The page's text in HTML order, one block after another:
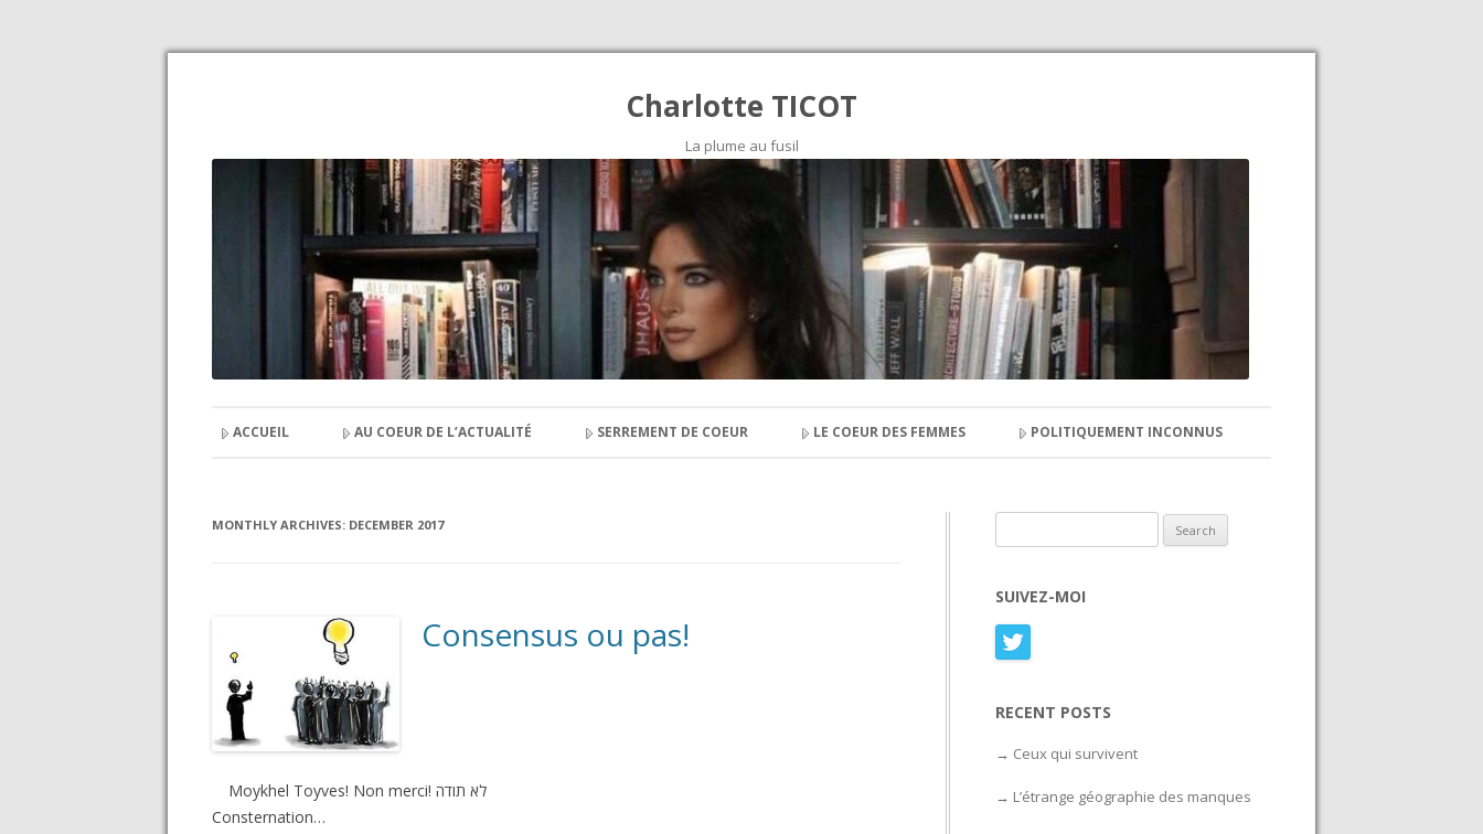
Charlotte TICOT
La plume au fusil
ACCUEIL AU COEUR DE L’ACTUALITÉ SERREMENT DE COEUR LE COEUR DES FEMMES POLITIQUEMENT INCONNUS
MONTHLY ARCHIVES: DECEMBER 2017
Consensus ou pas!
Moykhel Toyves! Non merci! לא תודה
Consternation…
SUIVEZ-MOI
RECENT POSTS
Ceux qui survivent
L’étrange géographie des manques